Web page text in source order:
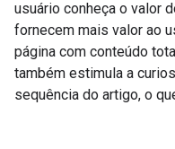
usuário conheça o valor
fornecem mais valor ao
página com conteúdo
também estimula a
sequência do artigo, o